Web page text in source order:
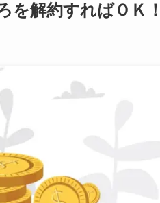
を解約すればＯＫ